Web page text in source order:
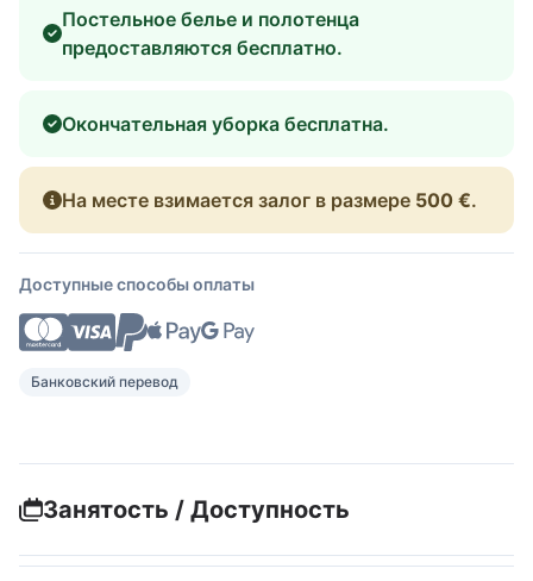
Постельное белье и полотенца
предоставляются бесплатно.
Окончательная уборка бесплатна.
На месте взимается залог в размере 500 €.
Доступные способы оплаты
Банковский перевод
Занятость / Доступность